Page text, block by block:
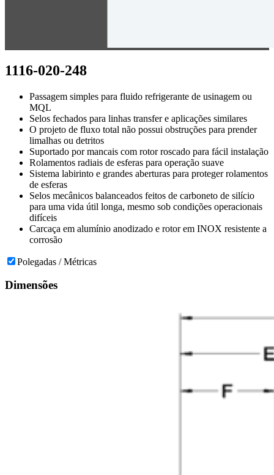
1116-020-248
Passagem simples para fluido refrigerante de usinagem ou
MQL
Selos fechados para linhas transfer e aplicações similares
O projeto de fluxo total não possui obstruções para prender
limalhas ou detritos
Suportado por mancais com rotor roscado para fácil instalação
Rolamentos radiais de esferas para operação suave
Sistema labirinto e grandes aberturas para proteger rolamentos
de esferas
Selos mecânicos balanceados feitos de carboneto de silício
para uma vida útil longa, mesmo sob condições operacionais
difíceis
Carcaça em alumínio anodizado e rotor em INOX resistente a
corrosão
Polegadas / Métricas
Dimensões